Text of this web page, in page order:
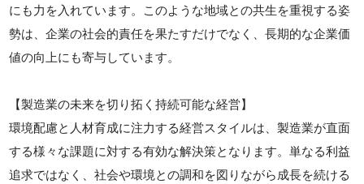
にも力を入れています。このような地域との共生を重視する姿
勢は、企業の社会的責任を果たすだけでなく、長期的な企業価
値の向上にも寄与しています。
【製造業の未来を切り拓く持続可能な経営】
環境配慮と人材育成に注力する経営スタイルは、製造業が直面
する様々な課題に対する有効な解決策となります。単なる利益
追求ではなく、社会や環境との調和を図りながら成長を続ける